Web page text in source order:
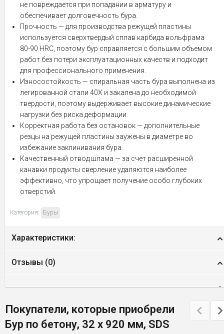
не повреждается при попадании в арматуру и
обеспечивает долговечность бура.
Прочность — для производства режущей пластины
используется сверхтвердый сплав карбида вольфрама
80-90 HRC, поэтому бур справляется с большим объемом
работ без потери эксплуатационных качеств и подходит
для профессионального применения.
Износостойкость — спиральная часть бура выполнена из
легированной стали 40Х и закалена до необходимой
твердости, поэтому выдерживает высокие динамические
нагрузки без риска деформации.
Корректная работа без остановок — дополнительные
резцы на режущей пластины заужены в диаметре во
избежание заклинивания бура.
Качественный отвод шлама — за счет расширенной
канавки продукты сверление удаляются наиболее
эффективно, что упрощает получение особо глубоких
отверстий.
Категория: Буры
Характеристики:
Отзывы (0)
Покупатели, которые приобрели
Бур по бетону, 32 х 920 мм, SDS